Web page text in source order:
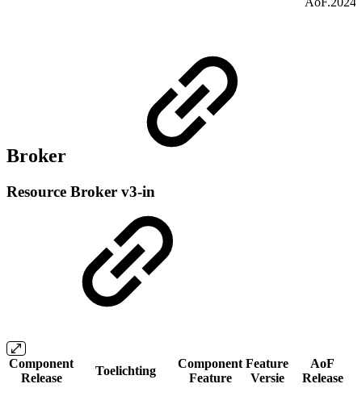
Broker
Resource Broker v3-in
Component
Release
Toelichting
Component
Feature
Feature
Versie
AoF
Release